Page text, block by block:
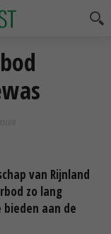
van Rijnland
zo lang
aan de